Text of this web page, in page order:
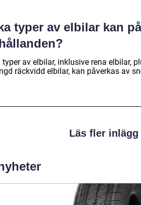
typer av elbilar kan
typer av elbilar, inklusive rena elbilar,
räckvidd elbilar, kan påverkas av
Läs fler inlägg